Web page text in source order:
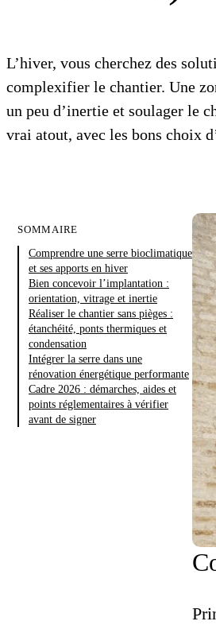
L’hiver, vous cherchez des
complexifier le chantier. Une
un peu d’inertie et soulager le
vrai atout, avec les bons choix
SOMMAIRE
Comprendre une serre bioclimatique
et ses apports en hiver
Bien concevoir l’implantation :
orientation, vitrage et inertie
Réaliser le chantier sans pièges :
étanchéité, ponts thermiques et
condensation
Intégrer la serre dans une
rénovation énergétique performante
Cadre 2026 : démarches, aides et
points réglementaires à vérifier
avant de signer